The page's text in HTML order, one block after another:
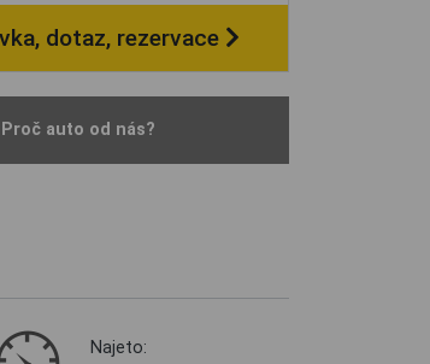
dotaz, rezervace
Proč auto od nás?
Najeto: